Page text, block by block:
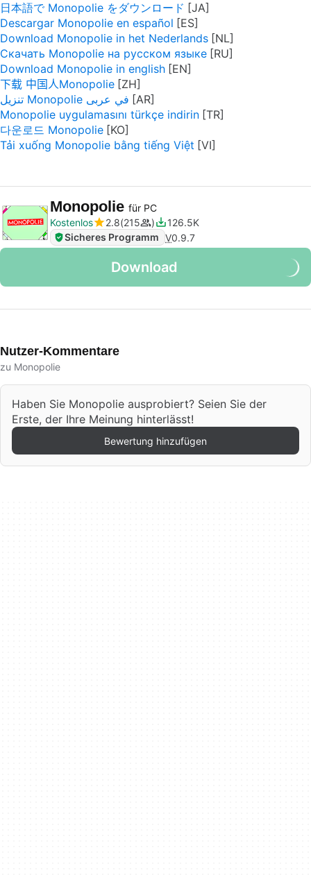
日本語で Monopolie をダウンロード
Descargar Monopolie en español
Download Monopolie in het Nederlands
Скачать Monopolie на русском языке
Download Monopolie in english
下载 中国人Monopolie
تنزيل Monopolie في عربى
Monopolie uygulamasını türkçe indirin
다운로드 Monopolie
Tải xuống Monopolie bằng tiếng Việt
Monopolie für PC
Kostenlos
2.8 215
126.5K
Sicheres Programm V0.9.7
Download
Nutzer-Kommentare
zu Monopolie
Haben Sie Monopolie ausprobiert? Seien Sie der
Erste, der Ihre Meinung hinterlässt!
Bewertung hinzufügen